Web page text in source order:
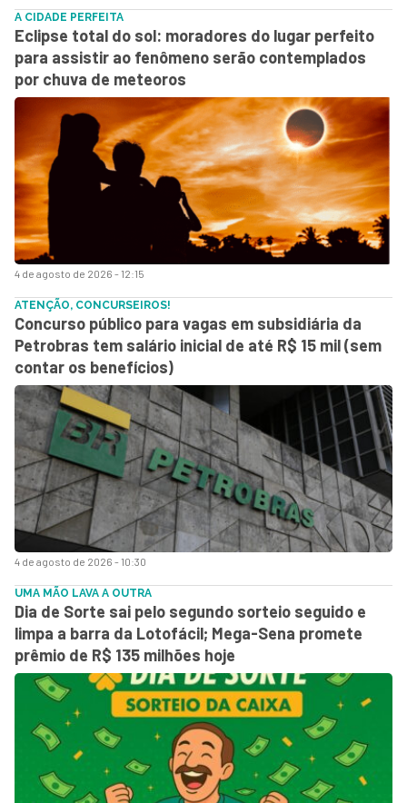
4 de agosto de 2026 - 12:15
A CIDADE PERFEITA
Eclipse total do sol: moradores do lugar perfeito
para assistir ao fenômeno serão contemplados
por chuva de meteoros
4 de agosto de 2026 - 10:30
ATENÇÃO, CONCURSEIROS!
Concurso público para vagas em subsidiária da
Petrobras tem salário inicial de até R$ 15 mil (sem
contar os benefícios)
UMA MÃO LAVA A OUTRA
Dia de Sorte sai pelo segundo sorteio seguido e
limpa a barra da Lotofácil; Mega-Sena promete
prêmio de R$ 135 milhões hoje